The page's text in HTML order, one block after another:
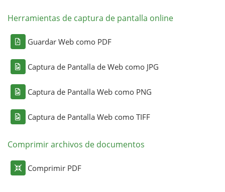
Herramientas de captura de pantalla online
Guardar Web como PDF
Captura de Pantalla de Web como JPG
Captura de Pantalla Web como PNG
Captura de Pantalla Web como TIFF
Comprimir archivos de documentos
Comprimir PDF